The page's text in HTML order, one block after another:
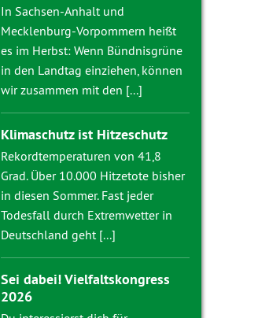
In Sachsen-Anhalt und
Mecklenburg-Vorpommern heißt
es im Herbst: Wenn Bündnisgrüne
in den Landtag einziehen, können
wir zusammen mit den [...]
Klimaschutz ist Hitzeschutz
Rekordtemperaturen von 41,8
Grad. Über 10.000 Hitzetote bisher
in diesen Sommer. Fast jeder
Todesfall durch Extremwetter in
Deutschland geht [...]
Sei dabei! Vielfaltskongress
2026